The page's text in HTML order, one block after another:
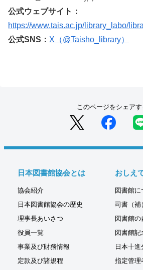
公式ウェブサイト：
https://www.tais.ac.jp/library_labo/
公式SNS： X（@Taisho_library）
このページをシェアす
日本図書館協会とは
協会紹介
日本図書館協会の歴史
理事長あいさつ
役員一覧
事業及び財務情報
定款及び諸規程
おしえ
図書館に
司書（補
図書館の
図書館記
日本十進
指定管理